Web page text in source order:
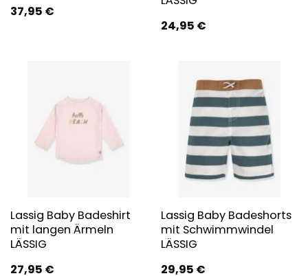
37,95 €
24,95 €
Lassig Baby Badeshirt
mit langen Ärmeln
LÄSSIG
27,95 €
Lassig Baby Badeshorts
mit Schwimmwindel
LÄSSIG
29,95 €